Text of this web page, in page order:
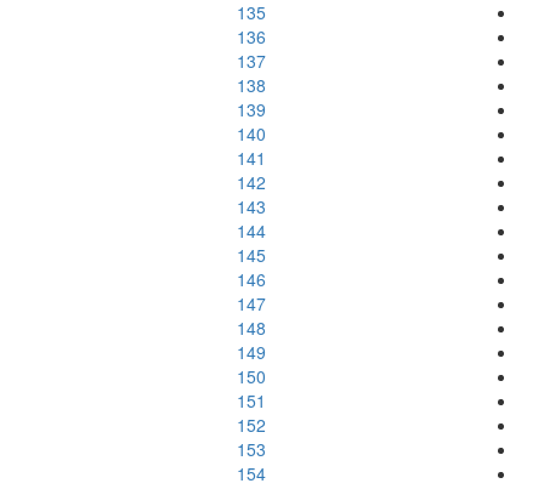
135
136
137
138
139
140
141
142
143
144
145
146
147
148
149
150
151
152
153
154